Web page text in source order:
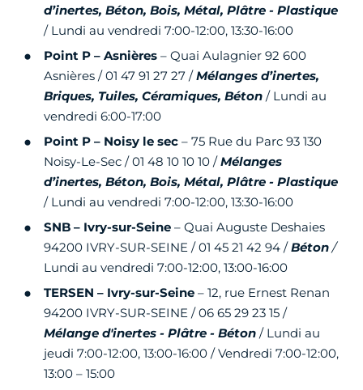
d’inertes, Béton, Bois, Métal, Plâtre - Plastique
/ Lundi au vendredi 7:00-12:00, 13:30-16:00
Point P – Asnières – Quai Aulagnier 92 600
Asnières / 01 47 91 27 27 /Mélanges d’inertes,
Briques, Tuiles, Céramiques, Béton / Lundi au
vendredi 6:00-17:00
Point P – Noisy le sec – 75 Rue du Parc 93 130
Noisy-Le-Sec / 01 48 10 10 10 /Mélanges
d’inertes, Béton, Bois, Métal, Plâtre - Plastique
/ Lundi au vendredi 7:00-12:00, 13:30-16:00
SNB – Ivry-sur-Seine – Quai Auguste Deshaies
94200 IVRY-SUR-SEINE / 01 45 21 42 94 /Béton/
Lundi au vendredi 7:00-12:00, 13:00-16:00
TERSEN – Ivry-sur-Seine – 12, rue Ernest Renan
94200 IVRY-SUR-SEINE / 06 65 29 23 15 /
Mélange d'inertes - Plâtre - Béton / Lundi au
jeudi 7:00-12:00, 13:00-16:00 / Vendredi 7:00-12:00,
13:00 – 15:00